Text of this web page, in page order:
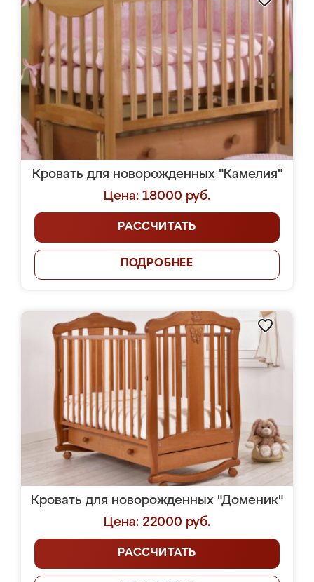
Кровать для новорожденных "Камелия"
Цена: 18000 руб.
РАССЧИТАТЬ
ПОДРОБНЕЕ
Кровать для новорожденных "Доменик"
Цена: 22000 руб.
РАССЧИТАТЬ